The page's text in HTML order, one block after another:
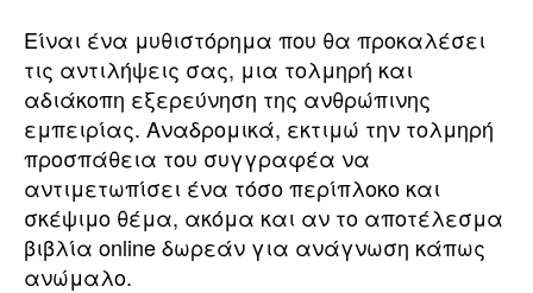
Είναι ένα μυθιστόρημα που θα προκαλέσει
τις αντιλήψεις σας, μια τολμηρή και
αδιάκοπη εξερεύνηση της ανθρώπινης
εμπειρίας. Αναδρομικά, εκτιμώ την τολμηρή
προσπάθεια του συγγραφέα να
αντιμετωπίσει ένα τόσο περίπλοκο και
σκέψιμο θέμα, ακόμα και αν το αποτέλεσμα
βιβλία online δωρεάν για ανάγνωση κάπως
ανώμαλο.